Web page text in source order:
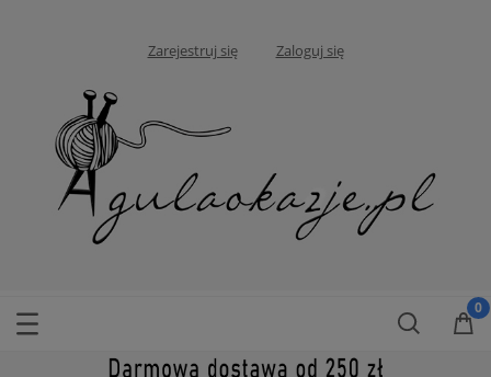
Zarejestruj się Zaloguj się